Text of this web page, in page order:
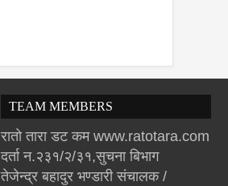
TEAM MEMBERS
रातो तारा डट कम www.ratotara.com
दर्ता न.२३१/२/३१,सुचना बिभाग
तेजेन्द्र बहादुर भण्डारी संचालक /